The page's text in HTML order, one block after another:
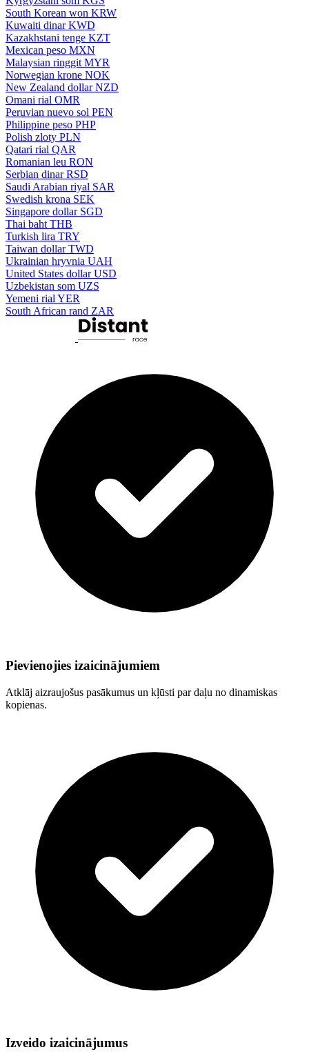
South Korean won KRW
Kuwaiti dinar KWD
Kazakhstani tenge KZT
Mexican peso MXN
Malaysian ringgit MYR
Norwegian krone NOK
New Zealand dollar NZD
Omani rial OMR
Peruvian nuevo sol PEN
Philippine peso PHP
Polish zloty PLN
Qatari rial QAR
Romanian leu RON
Serbian dinar RSD
Saudi Arabian riyal SAR
Swedish krona SEK
Singapore dollar SGD
Thai baht THB
Turkish lira TRY
Taiwan dollar TWD
Ukrainian hryvnia UAH
United States dollar USD
Uzbekistan som UZS
Yemeni rial YER
South African rand ZAR
Pievienojies izaicinājumiem
Atklāj aizraujošus pasākumus un kļūsti par daļu no dinamiskas
kopienas.
Izveido izaicinājumus